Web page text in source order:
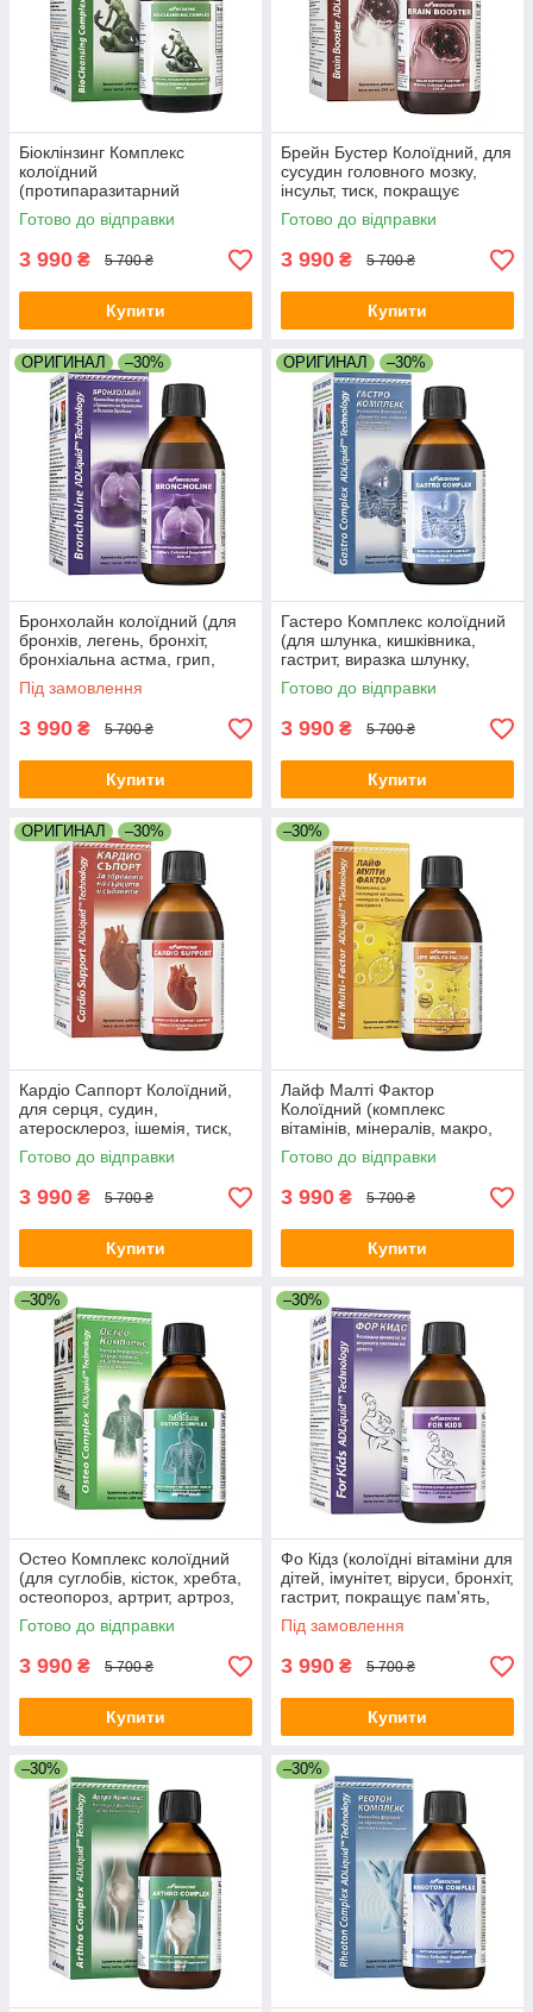
Біоклінзинг Комплекс
колоїдний
(протипаразитарний
препарат, від глістів, лямблії,
аскариди, опісторхоз, віруси,
Готово до відправки
3 990 ₴ 5 700 ₴
Купити
Брейн Бустер Колоїдний, для
сусудин головного мозку,
інсульт, тиск, покращує
пам'ять, сон, шум у вухах,
атеросклероз, травми мозку
Готово до відправки
3 990 ₴ 5 700 ₴
Купити
ОРИГИНАЛ –30%
Бронхолайн колоїдний (для
бронхів, легень, бронхіт,
бронхіальна астма, грип,
пневмонія, запалення
легень, виводить мокроту)
Під замовлення
3 990 ₴ 5 700 ₴
Купити
ОРИГИНАЛ –30%
Гастеро Комплекс колоїдний
(для шлунка, кишківника,
гастрит, виразка шлунку,
закреп, хелікобактер,
покращує травлення)
Готово до відправки
3 990 ₴ 5 700 ₴
Купити
ОРИГИНАЛ –30%
Кардіо Саппорт Колоїдний,
для серця, судин,
атеросклероз, ішемія, тиск,
гіпертонія, інфаркт, аритмія,
витаміни, діабет, холестерин
Готово до відправки
3 990 ₴ 5 700 ₴
Купити
–30%
Лайф Малті Фактор
Колоїдний (комплекс
вітамінів, мінералів, макро,
мікроелементів, імунітет,
фізичне, розумове
Готово до відправки
3 990 ₴ 5 700 ₴
Купити
–30%
Остео Комплекс колоїдний
(для суглобів, кісток, хребта,
остеопороз, артрит, артроз,
остеоартроз, мієліт, перелом,
грижі)
Готово до відправки
3 990 ₴ 5 700 ₴
Купити
–30%
Фо Кідз (колоїдні вітаміни для
дітей, імунітет, віруси, бронхіт,
гастрит, покращує пам'ять,
ріст, розвиток)
Під замовлення
3 990 ₴ 5 700 ₴
Купити
–30% –30%